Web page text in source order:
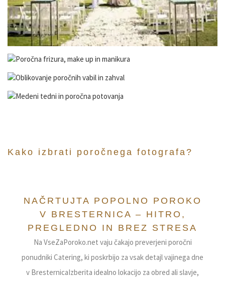
Kako izbrati poročnega fotografa?
NAČRTUJTA POPOLNO POROKO
V BRESTERNICA – HITRO,
PREGLEDNO IN BREZ STRESA
Na VseZaPoroko.net vaju čakajo preverjeni poročni
ponudniki Catering, ki poskrbijo za vsak detajl vajinega dne
v BresternicaIzberita idealno lokacijo za obred ali slavje,